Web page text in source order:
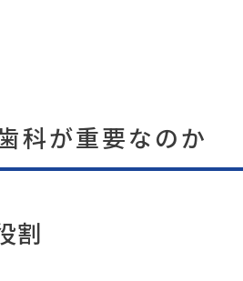
科が重要なのか
割